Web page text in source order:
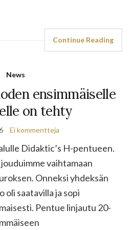
Continue Reading
News
ensimmäiselle
on tehty
Ei kommentteja
Didaktic’s H-pentueen.
vaihtamaan
Onneksi yhdeksän
saatavilla ja sopi
Pentue linjautu 20-